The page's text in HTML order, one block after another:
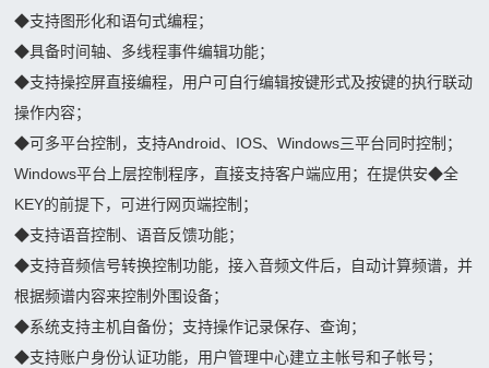
幕
主
题
公
OLED
案例
我
邮
箱
登
录
◆支持图形化和语句式编程；
◆具备时间轴、多线程事件编辑功能；
◆支持操控屏直接编程，用户可自行编辑按键形式及按键的执行联动
操作内容；
◆可多平台控制，支持Android、IOS、Windows三平台同时控制；
Windows平台上层控制程序，直接支持客户端应用；在提供安◆全
KEY的前提下，可进行网页端控制；
◆支持语音控制、语音反馈功能；
◆支持音频信号转换控制功能，接入音频文件后，自动计算频谱，并
根据频谱内容来控制外围设备；
◆系统支持主机自备份；支持操作记录保存、查询；
◆支持账户身份认证功能，用户管理中心建立主帐号和子帐号；